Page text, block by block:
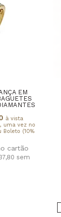
EM
à vista
uma vez no
(10%
sem